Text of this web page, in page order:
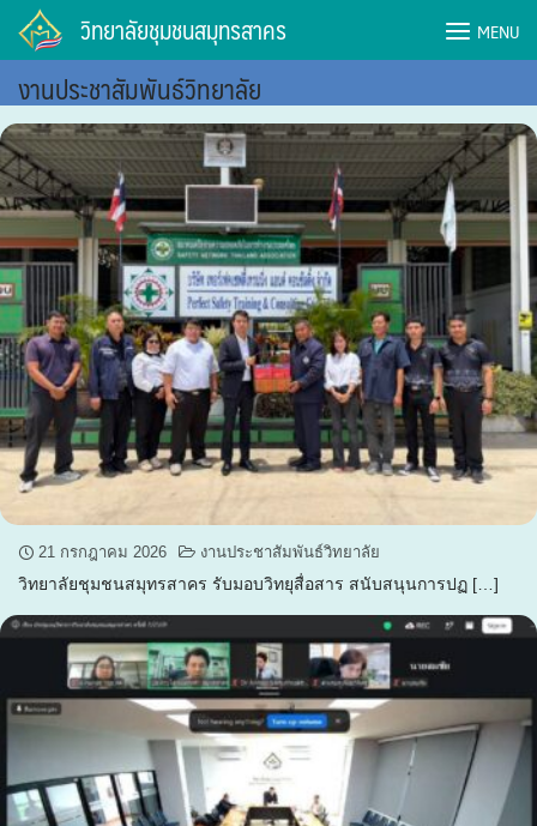
Skip
วิทยาลัยชุมชนสมุทรสาคร MENU
งานประชาสัมพันธ์วิทยาลัย
21 กรกฎาคม 2026 งานประชาสัมพันธ์วิทยาลัย
วิทยาลัยชุมชนสมุทรสาคร รับมอบวิทยุสื่อสาร สนับสนุนการปฏ […]